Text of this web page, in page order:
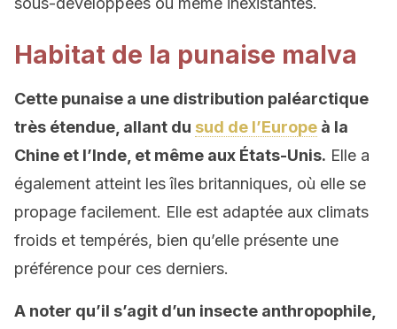
Habitat de la punaise malva
Cette punaise a une distribution paléarctique
très étendue, allant du sud de l’Europe à la
Chine et l’Inde, et même aux États-Unis. Elle a
également atteint les îles britanniques, où elle se
propage facilement. Elle est adaptée aux climats
froids et tempérés, bien qu’elle présente une
préférence pour ces derniers.
A noter qu’il s’agit d’un insecte anthropophile,